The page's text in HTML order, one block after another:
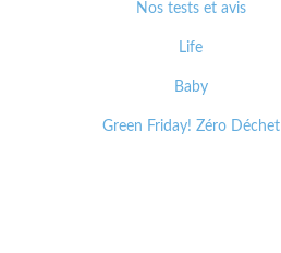
Nos tests et avis
Life
Baby
Green Friday! Zéro Déchet